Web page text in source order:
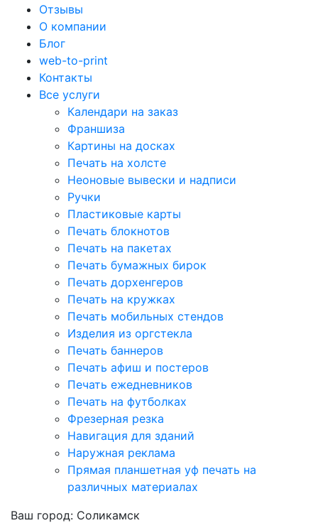
Отзывы
О компании
Блог
web-to-print
Контакты
Все услуги
Календари на заказ
Франшиза
Картины на досках
Печать на холсте
Неоновые вывески и надписи
Ручки
Пластиковые карты
Печать блокнотов
Печать на пакетах
Печать бумажных бирок
Печать дорхенгеров
Печать на кружках
Печать мобильных стендов
Изделия из оргстекла
Печать баннеров
Печать афиш и постеров
Печать ежедневников
Печать на футболках
Фрезерная резка
Навигация для зданий
Наружная реклама
Прямая планшетная уф печать на
различных материалах
Ваш город: Соликамск